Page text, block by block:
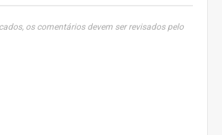
os comentários devem ser revisados pelo